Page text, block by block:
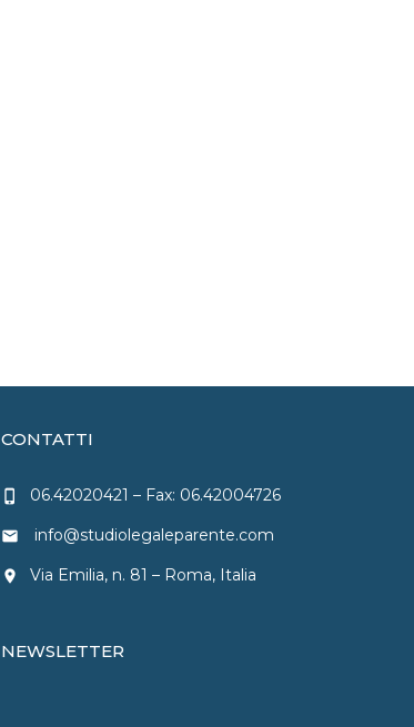
CONTATTI
phone_iphone 06.42020421 – Fax: 06.42004726
email info@studiolegaleparente.com
location_on Via Emilia, n. 81 – Roma, Italia
NEWSLETTER